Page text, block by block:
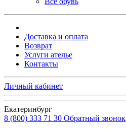
Доставка и оплата
Возврат
Услуги ателье
Контакты
Личный кабинет
Екатеринбург
8 (800) 333 71 30 Обратный звонок